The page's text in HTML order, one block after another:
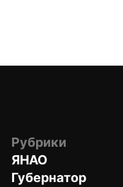
Рубрики
ЯНАО
Губернатор